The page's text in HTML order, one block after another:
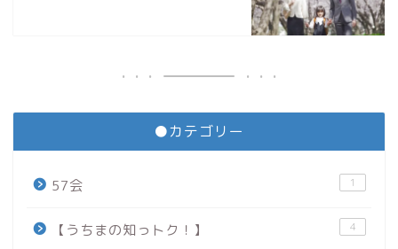
●カテゴリー
57会 1
【うちまの知っトク！】 4